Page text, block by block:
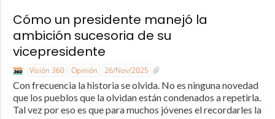
Cómo un presidente manejó la
ambición sucesoria de su
vicepresidente
Visión 360 Opinión 26/Nov/2025
Con frecuencia la historia se olvida. No es ninguna novedad
que los pueblos que la olvidan están condenados a repetirla.
Tal vez por eso es que para muchos jóvenes el recordarles la